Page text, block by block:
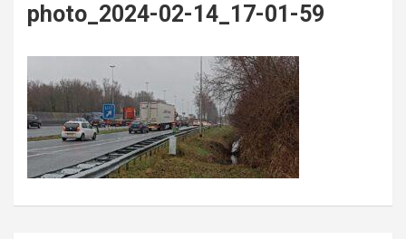
photo_2024-02-14_17-01-59